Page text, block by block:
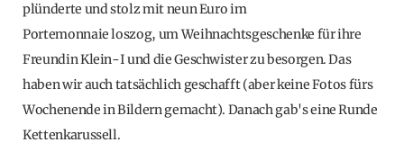
plünderte und stolz mit neun Euro im
Portemonnaie loszog, um Weihnachtsgeschenke für ihre
Freundin Klein-I und die Geschwister zu besorgen. Das
haben wir auch tatsächlich geschafft (aber keine Fotos fürs
Wochenende in Bildern gemacht). Danach gab's eine Runde
Kettenkarussell.